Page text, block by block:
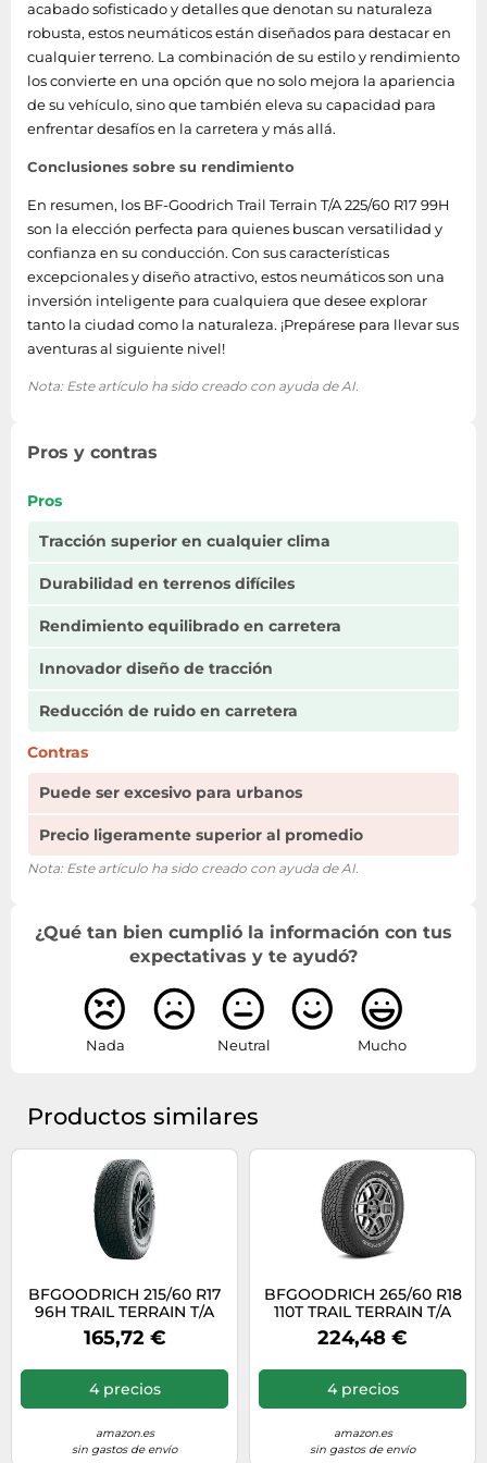
acabado sofisticado y detalles que denotan su naturaleza
robusta, estos neumáticos están diseñados para destacar en
cualquier terreno. La combinación de su estilo y rendimiento
los convierte en una opción que no solo mejora la apariencia
de su vehículo, sino que también eleva su capacidad para
enfrentar desafíos en la carretera y más allá.
Conclusiones sobre su rendimiento
En resumen, los BF-Goodrich Trail Terrain T/A 225/60 R17 99H
son la elección perfecta para quienes buscan versatilidad y
confianza en su conducción. Con sus características
excepcionales y diseño atractivo, estos neumáticos son una
inversión inteligente para cualquiera que desee explorar
tanto la ciudad como la naturaleza. ¡Prepárese para llevar sus
aventuras al siguiente nivel!
Nota: Este artículo ha sido creado con ayuda de AI.
Pros y contras
Pros
Tracción superior en cualquier clima
Durabilidad en terrenos difíciles
Rendimiento equilibrado en carretera
Innovador diseño de tracción
Reducción de ruido en carretera
Contras
Puede ser excesivo para urbanos
Precio ligeramente superior al promedio
Nota: Este artículo ha sido creado con ayuda de AI.
¿Qué tan bien cumplió la información con tus
expectativas y te ayudó?
Nada Neutral Mucho
Productos similares
BFGOODRICH 215/60 R17
96H TRAIL TERRAIN T/A
165,72 €
4 precios
amazon.es
sin gastos de envío
BFGOODRICH 265/60 R18
110T TRAIL TERRAIN T/A
OWL
224,48 €
4 precios
amazon.es
sin gastos de envío